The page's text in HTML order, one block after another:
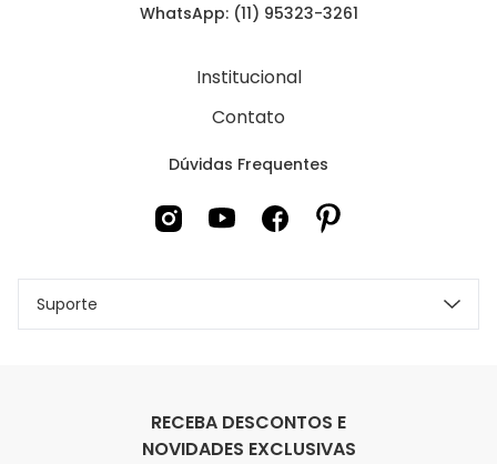
WhatsApp: (11) 95323-3261
Institucional
Contato
Dúvidas Frequentes
Suporte
RECEBA DESCONTOS E
NOVIDADES EXCLUSIVAS